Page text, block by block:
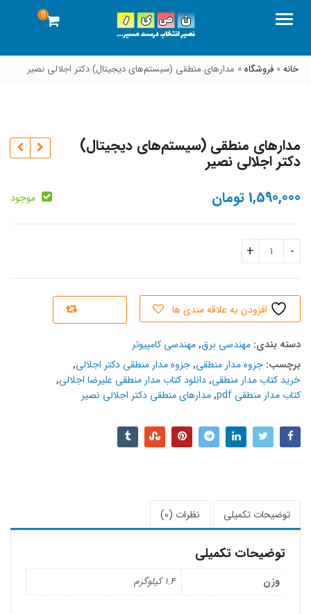
منو 0
خانه» فروشگاه» مدارهای منطقی (سیستم‌های دیجیتال) دکتر اجلالی نصیر
مدارهای منطقی (سیستم‌های دیجیتال)
دکتر اجلالی نصیر
1,590,000تومان موجود
مدارهای منطقی (سیستم‌های دیجیتال) دکتر اجلالی نصیر quantity
افزودن به علاقه مندی ها
دسته بند‌ی: مهندسی برق,مهندسی کامپیوتر
برچسب: جزوه مدار منطقی,جزوه مدار منطقی دکتر اجلالی,
خرید کتاب مدار منطقی,دانلود کتاب مدار منطقی علیرضا اجلالی,
کتاب مدار منطقی pdf
,مدارهای منطقی دکتر اجلالی نصیر
توضیحات تکمیلی نظرات (0)
توضیحات تکمیلی
وزن 1.4 کیلوگرم